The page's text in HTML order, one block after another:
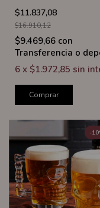
$11.837,08
$16.910,12
$9.469,66 con
Transferencia o
6 x $1.972,85 sin
Comprar
-10